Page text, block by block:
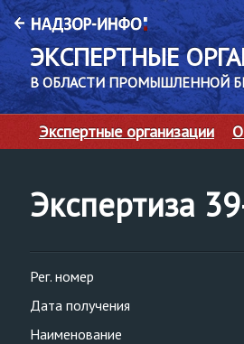
ЭКСПЕРТНЫЕ
В ОБЛАСТИ ПРОМЫШЛЕННОЙ
Экспертные организации
Экспертиза
Рег. номер
Дата получения
Наименование